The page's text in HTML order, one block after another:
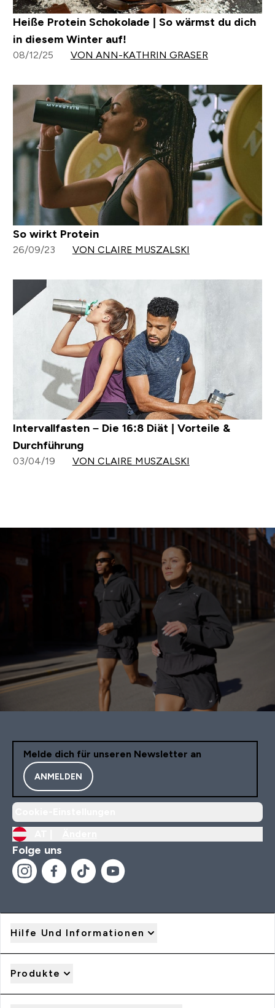
Heiße Protein Schokolade | So wärmst du dich
in diesem Winter auf!
08/12/25 VON ANN-KATHRIN GRASER
So wirkt Protein
26/09/23 VON CLAIRE MUSZALSKI
Intervallfasten – Die 16:8 Diät | Vorteile &
Durchführung
03/04/19 VON CLAIRE MUSZALSKI
Melde dich für unseren Newsletter an
ANMELDEN
Folge uns
Hilfe Und Informationen
Produkte